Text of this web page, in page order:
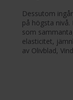
Dessutom
på högsta
som
elasticitet,
av Olivblad,